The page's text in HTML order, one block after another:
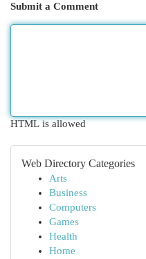
Submit a Comment
HTML is allowed
Web Directory Categories
Arts
Business
Computers
Games
Health
Home